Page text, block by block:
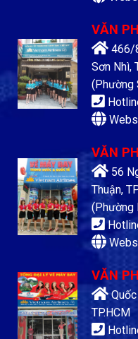
VĂN
466/
Sơn Nhì,
(Phường
VĂN
56
Thuận,
(Phường
VĂN
TP.HCM